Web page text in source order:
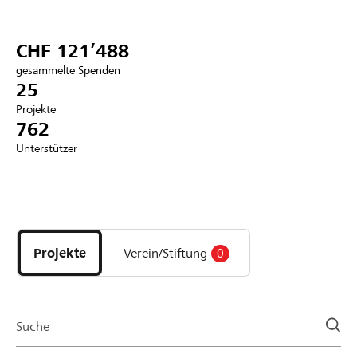
Anmelden
DE FR IT
CHF 121’488
gesammelte Spenden
25
Projekte
762
Unterstützer
Projekte
und
Organisationen
Projekte Verein/Stiftung 0
Suche